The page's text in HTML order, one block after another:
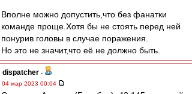
Вполне можно допустить,что без фанатки
команде проще.Хотя бы не стоять перед ней
понурив головы в случае поражения.
Но это не значит,что её не должно быть.
dispatcher -
04 мар 2023 00:04